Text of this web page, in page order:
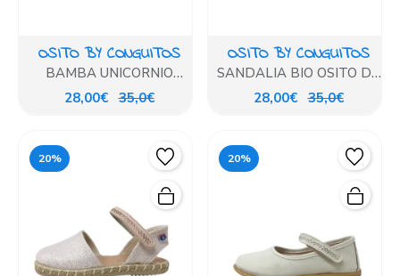
OSITO BY CONGUITOS
BAMBA UNICORNIO
OSITO
28,00€ 35,0€
OSITO BY CONGUITOS
SANDALIA BIO OSITO DE
UNICORNIO
28,00€ 35,0€
20% 20%